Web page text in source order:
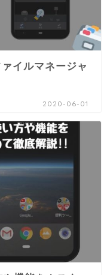
イルマネージャ
2020-06-01